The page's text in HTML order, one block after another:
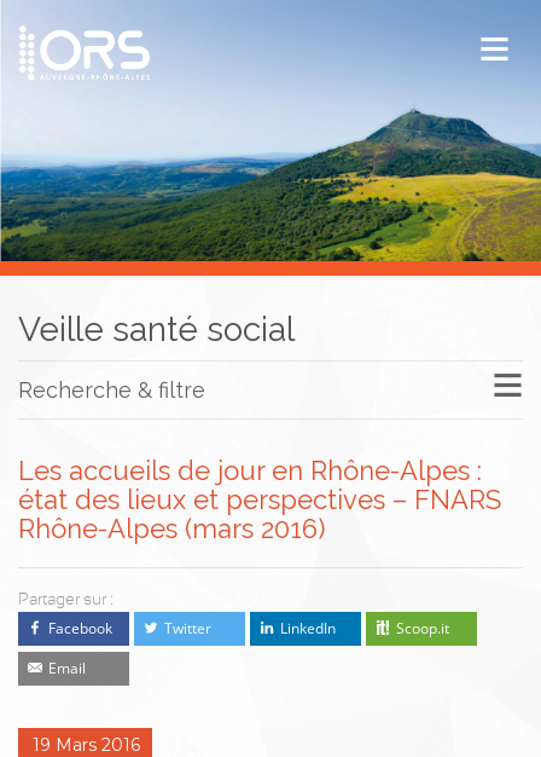
ORS Auvergne-Rhône-Alpes
Publications
Documentation / Veille
Veille santé social
Recherche & filtre
Les accueils de jour en Rhône-Alpes :
état des lieux et perspectives – FNARS
Rhône-Alpes (mars 2016)
Partager sur :
Facebook Twitter LinkedIn
Scoop.it
Email
19 Mars 2016